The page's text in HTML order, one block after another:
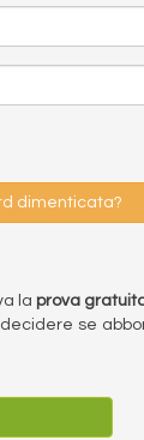
dimenticata?
la prova
se